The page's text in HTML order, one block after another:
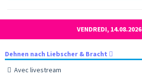
VENDREDI, 14.08.2026
Dehnen nach Liebscher & Bracht
Avec livestream